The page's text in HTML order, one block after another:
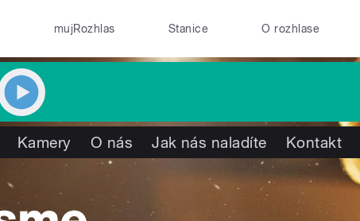
mujRozhlas Stanice O rozhlase
Kamery O nás Jak nás naladíte Kontakt